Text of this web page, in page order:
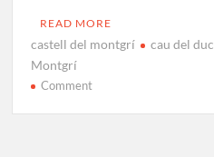
READ MORE
castell del montgrí cau del duc
Montgrí
Commenton